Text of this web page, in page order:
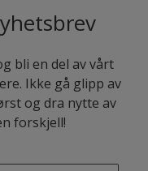
bli en del av vårt
Ikke gå glipp av
og dra nytte av
forskjell!